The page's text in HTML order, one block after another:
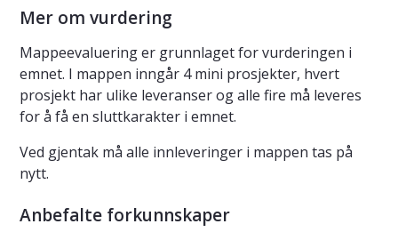
Mer om vurdering
Mappeevaluering er grunnlaget for vurderingen i
emnet. I mappen inngår 4 mini prosjekter, hvert
prosjekt har ulike leveranser og alle fire må leveres
for å få en sluttkarakter i emnet.
Ved gjentak må alle innleveringer i mappen tas på
nytt.
Anbefalte forkunnskaper